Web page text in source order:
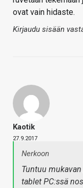
ovat vain hidaste.
Kirjaudu sisään
Kaotik
27.9.2017
Nerkoon
Tuntuu
tablet PC:ssä